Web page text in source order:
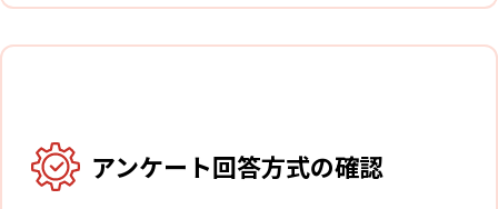
アンケート回答方式の確認